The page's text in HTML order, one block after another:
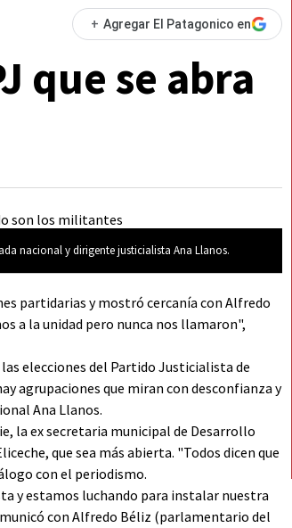
+ Agregar El Patagonico en
que se abra
nacional y dirigente justicialista Ana Llanos.
partidarias y mostró cercanía con Alfredo
a la unidad pero nunca nos llamaron",
elecciones del Partido Justicialista de
agrupaciones que miran con desconfianza y
Ana Llanos.
la ex secretaria municipal de Desarrollo
que sea más abierta. "Todos dicen que
con el periodismo.
y estamos luchando para instalar nuestra
con Alfredo Béliz (parlamentario del